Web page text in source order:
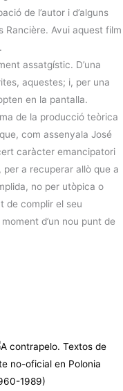
de l’autor i d’alguns
Rancière. Avui aquest film
assatgístic. D’una
aquestes; i, per una
en la pantalla.
de la producció teòrica
com assenyala José
caràcter emancipatori
per a recuperar allò que a
no per utòpica o
de complir el seu
d’un nou punt de